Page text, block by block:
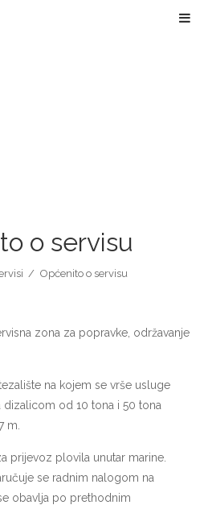
o servisu
/ Općenito o servisu
zona za popravke, održavanje
na kojem se vrše usluge
dizalicom od 10 tona i 50 tona
m.
prijevoz plovila unutar marine.
se radnim nalogom na
obavlja po prethodnim